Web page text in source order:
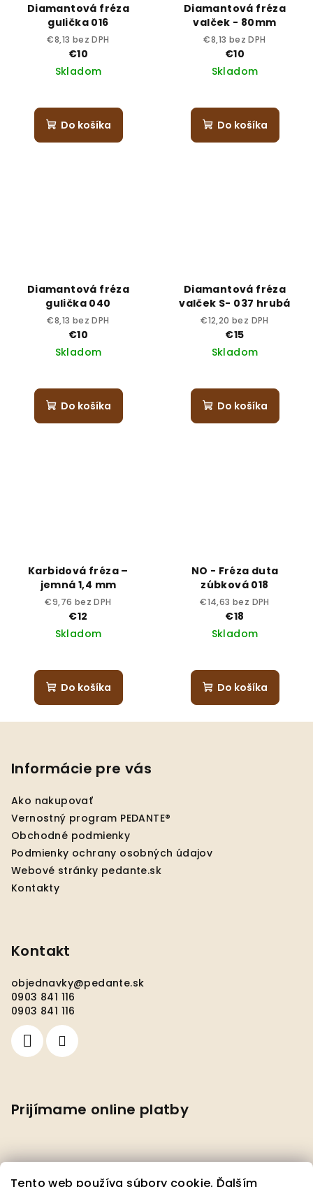
Tento web používa súbory cookie. Ďalším
Diamantová fréza
gulička 016
€8,13 bez DPH
€10
Skladom
Do košíka
Diamantová fréza
valček - 80mm
€8,13 bez DPH
€10
Skladom
Do košíka
Diamantová fréza
gulička 040
€8,13 bez DPH
€10
Skladom
Do košíka
Diamantová fréza
valček S- 037 hrubá
€12,20 bez DPH
€15
Skladom
Do košíka
Karbidová fréza –
jemná 1,4 mm
€9,76 bez DPH
€12
Skladom
Do košíka
NO - Fréza duta
zúbková 018
€14,63 bez DPH
€18
Skladom
Do košíka
Informácie pre vás
Ako nakupovať
Vernostný program PEDANTE®
Obchodné podmienky
Podmienky ochrany osobných údajov
Webové stránky pedante.sk
Kontakty
Kontakt
objednavky@pedante.sk
0903 841 116
0903 841 116
Prijímame online platby